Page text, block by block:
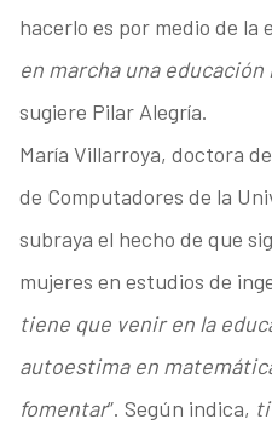
hacerlo es por medio de la
en marcha una
sugiere Pilar Alegría.
María Villarroya, doctora
de Computadores de la
subraya el hecho de que
mujeres en estudios de
tiene que venir en la
autoestima en
fomentar”. Según indica,